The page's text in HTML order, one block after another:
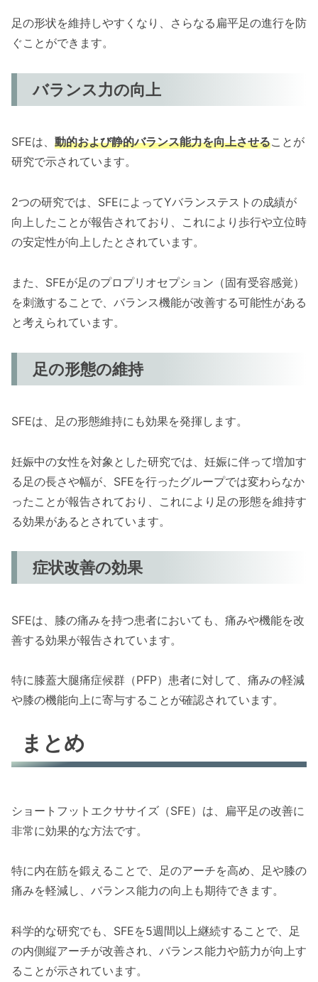
足の形状を維持しやすくなり、さらなる扁平足の進行を防
ぐことができます。
バランス力の向上
SFEは、 動的および静的バランス能力を向上させることが
研究で示されています。
2つの研究では、SFEによってYバランステストの成績が
向上したことが報告されており、これにより歩行や立位時
の安定性が向上したとされています。
また、SFEが足のプロプリオセプション（固有受容感覚）
を刺激することで、バランス機能が改善する可能性がある
と考えられています。
足の形態の維持
SFEは、足の形態維持にも効果を発揮します。
妊娠中の女性を対象とした研究では、妊娠に伴って増加す
る足の長さや幅が、SFEを行ったグループでは変わらなか
ったことが報告されており、これにより足の形態を維持す
る効果があるとされています。
症状改善の効果
SFEは、膝の痛みを持つ患者においても、痛みや機能を改
善する効果が報告されています。
特に膝蓋大腿痛症候群（PFP）患者に対して、痛みの軽減
や膝の機能向上に寄与することが確認されています。
まとめ
ショートフットエクササイズ（SFE）は、扁平足の改善に
非常に効果的な方法です。
特に内在筋を鍛えることで、足のアーチを高め、足や膝の
痛みを軽減し、バランス能力の向上も期待できます。
科学的な研究でも、SFEを5週間以上継続することで、足
の内側縦アーチが改善され、バランス能力や筋力が向上す
ることが示されています。